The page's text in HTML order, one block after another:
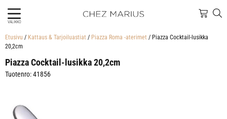
VALIKKO
Etusivu / Kattaus & Tarjoiluastiat / Piazza Roma -aterimet / Piazza Cocktail-lusikka
20,2cm
Piazza Cocktail-lusikka 20,2cm
Tuotenro: 41856